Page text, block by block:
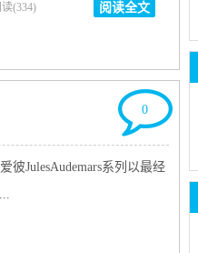
阅读全文
(334)
0
JulesAudemars系列以最经